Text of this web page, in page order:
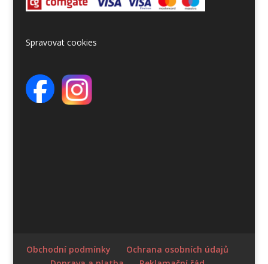
Spravovat cookies
Obchodní podmínky
Ochrana osobních údajů